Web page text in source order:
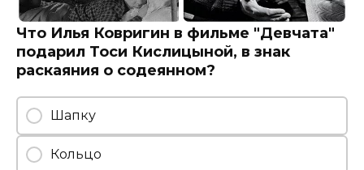
Что Илья Ковригин в фильме "Девчата"
подарил Тоси Кислицыной, в знак
раскаяния о содеянном?
Шапку
Кольцо